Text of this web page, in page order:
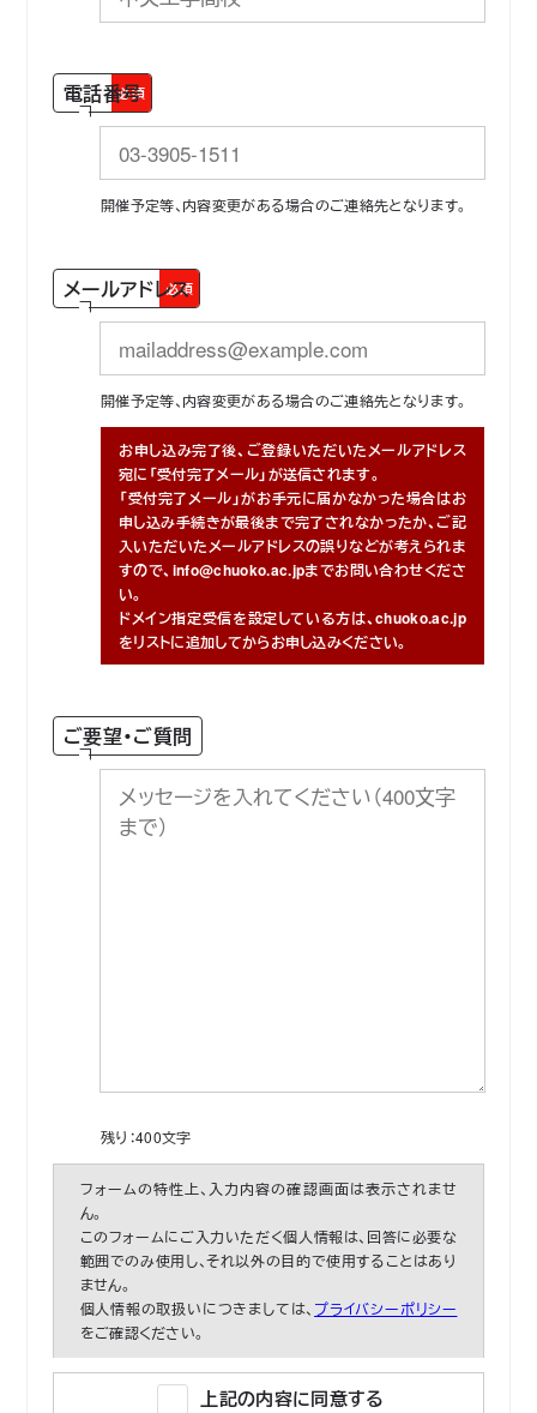
電話番号
必須
開催予定等、内容変更がある場合のご連絡先となります。
メールアドレス
必須
開催予定等、内容変更がある場合のご連絡先となります。
お申し込み完了後、ご登録いただいたメールアドレス
宛に「受付完了メール」が送信されます。
「受付完了メール」がお手元に届かなかった場合はお
申し込み手続きが最後まで完了されなかったか、ご記
入いただいたメールアドレスの誤りなどが考えられま
すので、info@chuoko.ac.jpまでお問い合わせくださ
い。
ドメイン指定受信を設定している方は、chuoko.ac.jp
をリストに追加してからお申し込みください。
ご要望・ご質問
残り：400文字
フォームの特性上、入力内容の確認画面は表示されませ
ん。
このフォームにご入力いただく個人情報は、回答に必要な
範囲でのみ使用し、それ以外の目的で使用することはあり
ません。
個人情報の取扱いにつきましては、 プライバシーポリシー
をご確認ください。
上記の内容に同意する